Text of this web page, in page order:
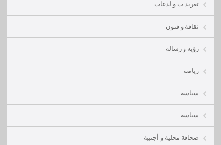
تغريدات و لدغات
ثقافة و فنون
رؤيه و رساله
رياضة
سياسة
سياسة
صحافة محلية و أجنبية